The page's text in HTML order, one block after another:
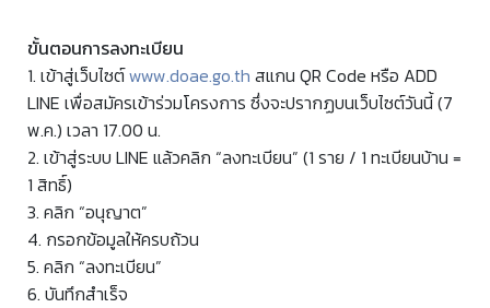
ขั้นตอนการลงทะเบียน
1. เข้าสู่เว็บไซต์www.doae.go.th สแกน QR Code หรือ ADD
LINE เพื่อสมัครเข้าร่วมโครงการ ซึ่งจะปรากฏบนเว็บไซต์วันนี้ (7
พ.ค.) เวลา 17.00 น.
2. เข้าสู่ระบบ LINE แล้วคลิก “ลงทะเบียน” (1 ราย / 1 ทะเบียนบ้าน =
1 สิทธิ์)
3. คลิก “อนุญาต”
4. กรอกข้อมูลให้ครบถ้วน
5. คลิก “ลงทะเบียน”
6. บันทึกสำเร็จ